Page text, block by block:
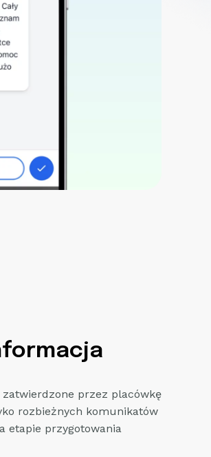
przez placówkę
rozbieżnych komunikatów
etapie przygotowania